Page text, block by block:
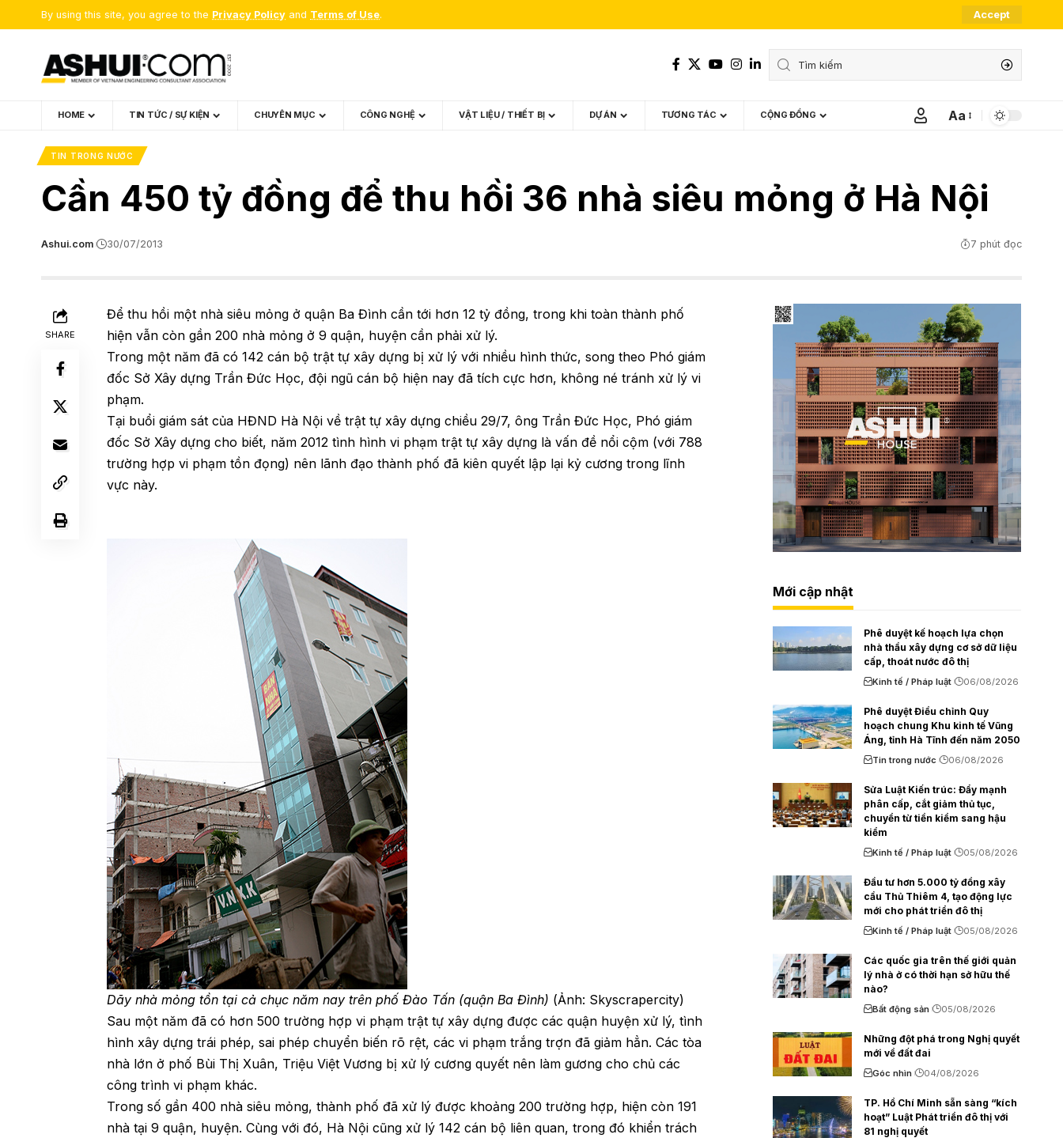
By using this site, you agree to the Privacy Policy and Terms of Use. Accept
HOME TIN TỨC / SỰ KIỆN CHUYÊN MỤC CÔNG NGHỆ VẬT LIỆU / THIẾT BỊ DỰ ÁN TƯƠNG TÁC CỘNG ĐỒNG
Font
Aa
TIN TRONG NƯỚC
Cần 450 tỷ đồng để thu hồi 36 nhà siêu mỏng ở Hà Nội
Ashui.com 30/07/2013 7 phút đọc
SHARE
Để thu hồi một nhà siêu mỏng ở quận Ba Đình cần tới hơn 12 tỷ đồng, trong khi toàn thành phố
hiện vẫn còn gần 200 nhà mỏng ở 9 quận, huyện cần phải xử lý.
Trong một năm đã có 142 cán bộ trật tự xây dựng bị xử lý với nhiều hình thức, song theo Phó giám
đốc Sở Xây dựng Trần Đức Học, đội ngũ cán bộ hiện nay đã tích cực hơn, không né tránh xử lý vi
phạm.
Tại buổi giám sát của HĐND Hà Nội về trật tự xây dựng chiều 29/7, ông Trần Đức Học, Phó giám
đốc Sở Xây dựng cho biết, năm 2012 tình hình vi phạm trật tự xây dựng là vấn đề nổi cộm (với 788
trường hợp vi phạm tồn đọng) nên lãnh đạo thành phố đã kiên quyết lập lại kỷ cương trong lĩnh
vực này.
Dãy nhà mỏng tồn tại cả chục năm nay trên phố Đào Tấn (quận Ba Đình) (Ảnh: Skyscrapercity)
Sau một năm đã có hơn 500 trường hợp vi phạm trật tự xây dựng được các quận huyện xử lý, tình
hình xây dựng trái phép, sai phép chuyển biến rõ rệt, các vi phạm trắng trợn đã giảm hẳn. Các tòa
nhà lớn ở phố Bùi Thị Xuân, Triệu Việt Vương bị xử lý cương quyết nên làm gương cho chủ các
công trình vi phạm khác.
Trong số gần 400 nhà siêu mỏng, thành phố đã xử lý được khoảng 200 trường hợp, hiện còn 191
nhà tại 9 quận, huyện. Cùng với đó, Hà Nội cũng xử lý 142 cán bộ liên quan, trong đó khiển trách
Mới cập nhật
Phê duyệt kế hoạch lựa chọn
nhà thầu xây dựng cơ sở dữ liệu
cấp, thoát nước đô thị
Kinh tế / Pháp luật 06/08/2026
Phê duyệt Điều chỉnh Quy
hoạch chung Khu kinh tế Vũng
Áng, tỉnh Hà Tĩnh đến năm 2050
Tin trong nước 06/08/2026
Sửa Luật Kiến trúc: Đẩy mạnh
phân cấp, cắt giảm thủ tục,
chuyển từ tiền kiểm sang hậu
kiểm
Kinh tế / Pháp luật 05/08/2026
Đầu tư hơn 5.000 tỷ đồng xây
cầu Thủ Thiêm 4, tạo động lực
mới cho phát triển đô thị
Kinh tế / Pháp luật 05/08/2026
Các quốc gia trên thế giới quản
lý nhà ở có thời hạn sở hữu thế
nào?
Bất động sản 05/08/2026
Những đột phá trong Nghị quyết
mới về đất đai
Góc nhìn 04/08/2026
TP. Hồ Chí Minh sẵn sàng “kích
hoạt” Luật Phát triển đô thị với
81 nghị quyết